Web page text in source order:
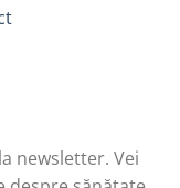
newsletter. Vei